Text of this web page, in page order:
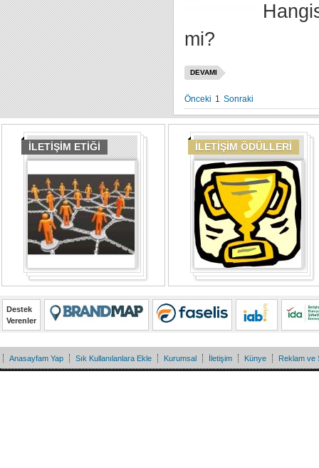
mi?
DEVAMI
Önceki 1 Sonraki
İLETİŞİM ETİĞİ İLETİŞİM ÖDÜLLERİ
Destek
Verenler
Anasayfam Yap Sık Kullanılanlara Ekle Kurumsal İletişim Künye Reklam ve